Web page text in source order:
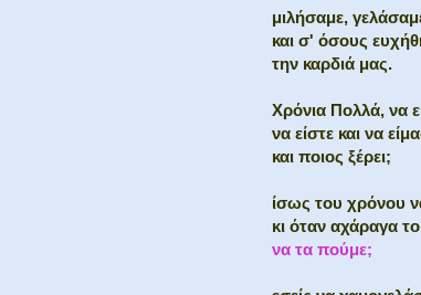
μιλήσαμε,
και σ' όσους
την καρδιά μας.
Χρόνια Πολλά, να
να είστε και να
και ποιος ξέρει;
ίσως του χρόνου
κι όταν αχάραγα
να τα πούμε;